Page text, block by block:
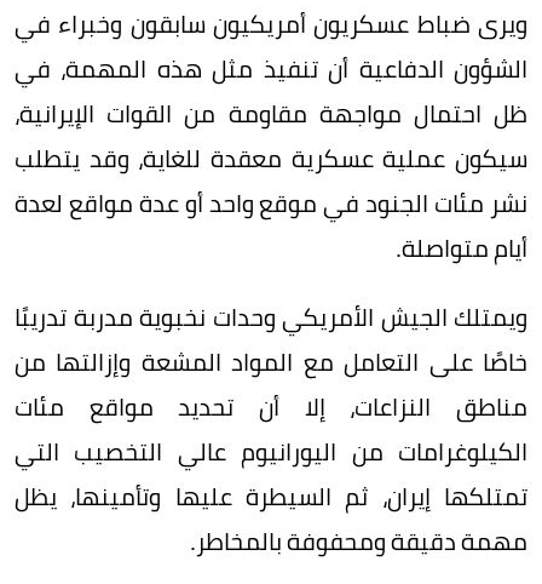
ويرى ضباط عسكريون أمريكيون سابقون وخبراء في
الشؤون الدفاعية أن تنفيذ مثل هذه المهمة، في
ظل احتمال مواجهة مقاومة من القوات الإيرانية،
سيكون عملية عسكرية معقدة للغاية، وقد يتطلب
نشر مئات الجنود في موقع واحد أو عدة مواقع لعدة
أيام متواصلة.
ويمتلك الجيش الأمريكي وحدات نخبوية مدربة تدريبًا
خاصًا على التعامل مع المواد المشعة وإزالتها من
مناطق النزاعات، إلا أن تحديد مواقع مئات
الكيلوغرامات من اليورانيوم عالي التخصيب التي
تمتلكها إيران، ثم السيطرة عليها وتأمينها، يظل
مهمة دقيقة ومحفوفة بالمخاطر.